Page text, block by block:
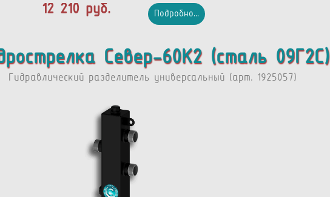
12 210 руб. Подробно...
Север-60К2 (сталь 09Г2С)
Гидравлический разделитель универсальный (арт. 1925057)